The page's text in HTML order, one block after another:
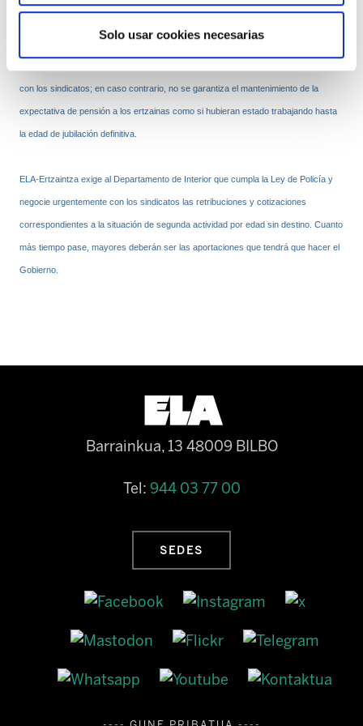
Solo usar cookies necesarias
ertzainas, incluso los agrava porque la fijación de las pensiones las deja en manos
con los sindicatos; en caso contrario, no se garantiza el mantenimiento de la
expectativa de pensión a los ertzainas como si hubieran estado trabajando hasta
la edad de jubilación definitiva.
ELA-Ertzaintza exige al Departamento de Interior que cumpla la Ley de Policía y
negocie urgentemente con los sindicatos las retribuciones y cotizaciones
correspondientes a la situación de segunda actividad por edad sin destino. Cuanto
más tiempo pase, mayores deberán ser las aportaciones que tendrá que hacer el
Gobierno.
Barrainkua, 13 48009 BILBO
Tel: 944 03 77 00
SEDES